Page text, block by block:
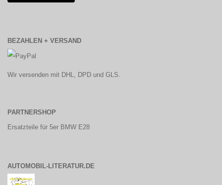
BEZAHLEN + VERSAND
Wir versenden mit DHL, DPD und GLS.
PARTNERSHOP
Ersatzteile für 5er BMW E28
AUTOMOBIL-LITERATUR.DE